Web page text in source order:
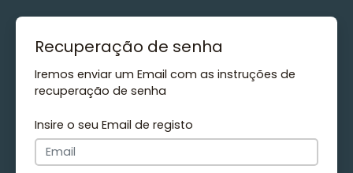
Recuperação de senha
Iremos enviar um Email com as instruções de
recuperação de senha
Insire o seu Email de registo